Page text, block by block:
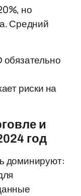
но
Средний
риски на
и
год
доминируют: